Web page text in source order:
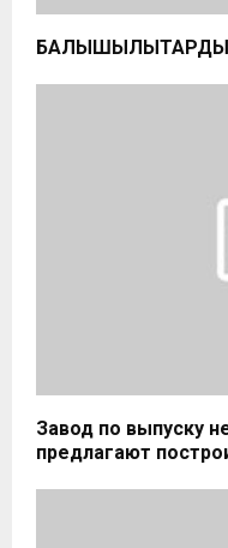
Завод по выпуску
предлагают